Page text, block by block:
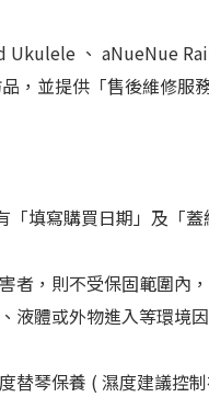
、 aNueNue
，並提供「售後維修
填寫購買日期」及「
者，則不受保固範圍內
體或外物進入等環境
琴保養 ( 濕度建議